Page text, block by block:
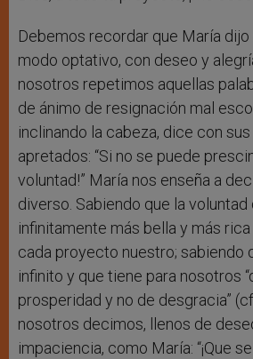
Debemos recordar que María dijo
modo optativo, con deseo y
nosotros repetimos aquellas
de ánimo de resignación mal
inclinando la cabeza, dice con
apretados: “Si no se puede
voluntad!” María nos enseña a
diverso. Sabiendo que la voluntad
infinitamente más bella y más
cada proyecto nuestro; sabiendo
infinito y que tiene para nosotros
prosperidad y no de desgracia”
nosotros decimos, llenos de
impaciencia, como María: “¡Que